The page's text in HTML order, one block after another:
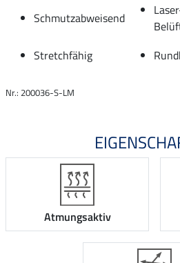
Schmutzabweisend
Stretchfähig
Nr.: 200036-S-LM
Atmungsaktiv